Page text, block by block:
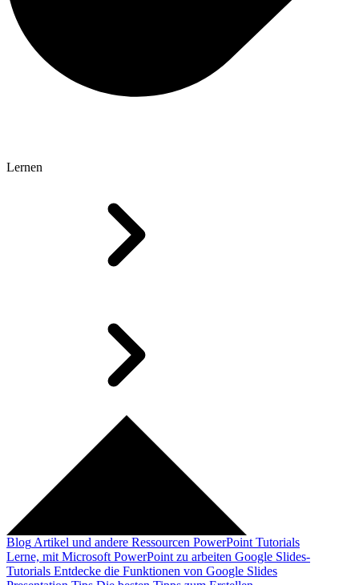
Lernen
Blog Artikel und andere Ressourcen PowerPoint Tutorials
Lerne, mit Microsoft PowerPoint zu arbeiten Google Slides-
Tutorials Entdecke die Funktionen von Google Slides